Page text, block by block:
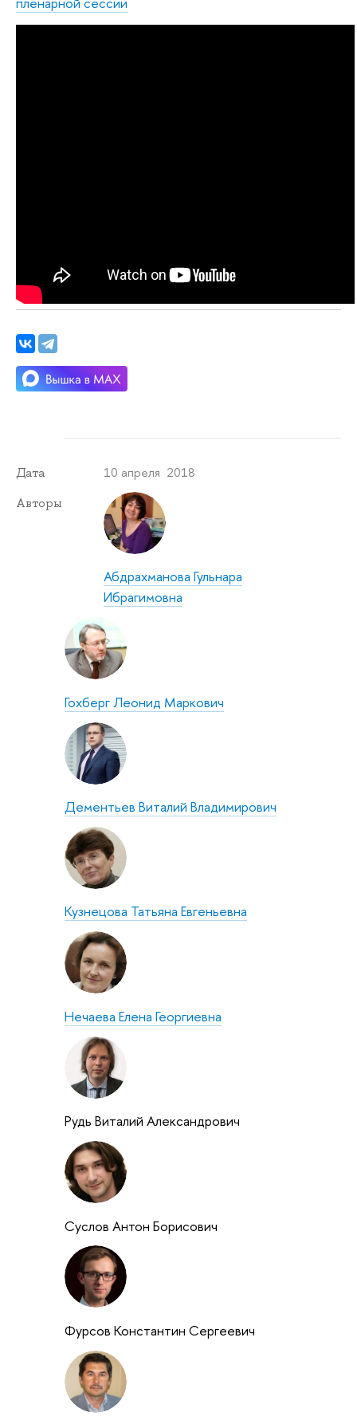
Дата 10 апреля 2018
Авторы
Абдрахманова Гульнара
Ибрагимовна
Гохберг Леонид Маркович
Дементьев Виталий Владимирович
Кузнецова Татьяна Евгеньевна
Нечаева Елена Георгиевна
Рудь Виталий Александрович
Суслов Антон Борисович
Фурсов Константин Сергеевич